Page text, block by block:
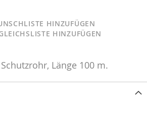
HINZUFÜGEN
HINZUFÜGEN
Länge 100 m.